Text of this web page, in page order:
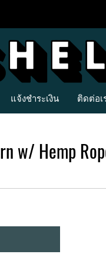
แจ้งชำระเงิน ติดต่อเ
w/ Hemp